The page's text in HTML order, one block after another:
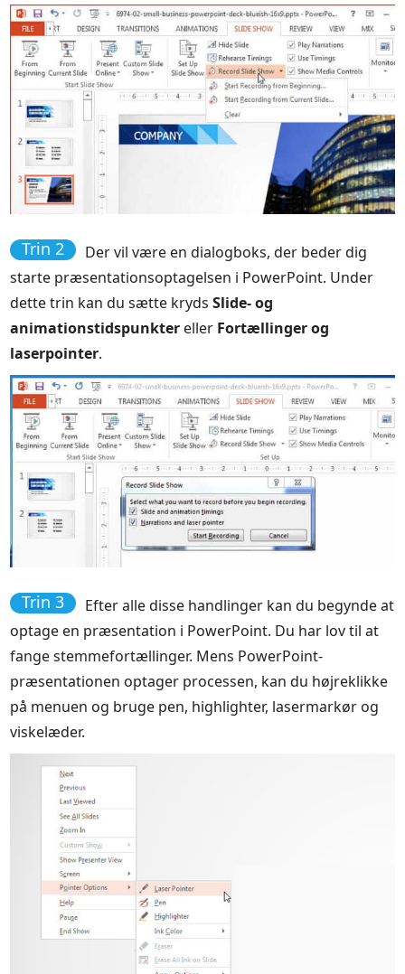
Trin 2
Der vil være en dialogboks, der beder dig
starte præsentationsoptagelsen i PowerPoint. Under
dette trin kan du sætte krydsSlide- og
animationstidspunkter eller Fortællinger og
laserpointer.
Trin 3
Efter alle disse handlinger kan du begynde at
optage en præsentation i PowerPoint. Du har lov til at
fange stemmefortællinger. Mens PowerPoint-
præsentationen optager processen, kan du højreklikke
på menuen og bruge pen, highlighter, lasermarkør og
viskelæder.